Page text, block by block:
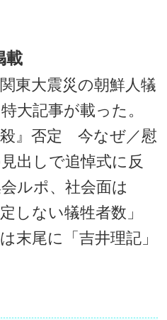
載
東大震災の朝鮮人犠
大記事が載った。
殺』否定 今なぜ／慰
出しで追悼式に反
ルポ、社会面は
しない犠牲者数」
末尾に「吉井理記」